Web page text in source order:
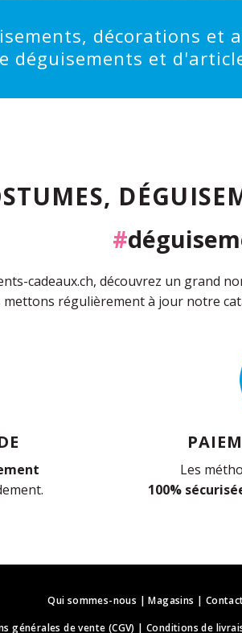
décorations et
déguisements et
#
cadeaux.ch, découvrez un grand
mettons régulièrement à jour notre
Les
100%
Qui sommes-nous |Magasins |
générales de vente (CGV) | Conditions de